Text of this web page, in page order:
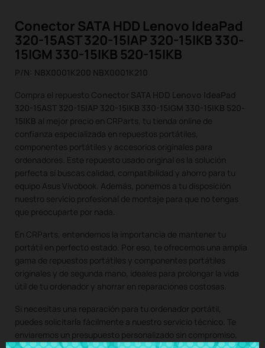
Conector SATA HDD Lenovo IdeaPad
320-15AST 320-15IAP 320-15IKB 330-
15IGM 330-15IKB 520-15IKB
P/N: NBX0001K200 NBX0001K210
Compra el repuesto Conector SATA HDD Lenovo IdeaPad
320-15AST 320-15IAP 320-15IKB 330-15IGM 330-15IKB 520-
15IKB al mejor precio en CRParts, tu tienda online de
confianza especializada en repuestos portátiles,
componentes portátiles y accesorios originales para
ordenadores. Este repuesto usado original es la solución
perfecta si buscas calidad, compatibilidad y ahorro para tu
equipo Asus Vivobook. Además, ponemos a tu disposición
nuestro servicio profesional de montaje para que no tengas
que preocuparte por nada.
En CRParts, entendemos la importancia de mantener tu
portátil en perfecto estado. Por eso, te ofrecemos una amplia
gama de repuestos portátiles y componentes portátiles
originales y de segunda mano, ideales para prolongar la vida
útil de tu ordenador y ahorrar en reparaciones costosas.
Si necesitas una reparación para tu ordenador portátil,
puedes solicitarla fácilmente a nuestro servicio técnico. Te
enviaremos un presupuesto personalizado sin compromiso.